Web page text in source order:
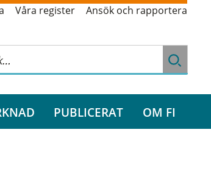
Våra register Ansök och rapportera
PUBLICERAT OM FI